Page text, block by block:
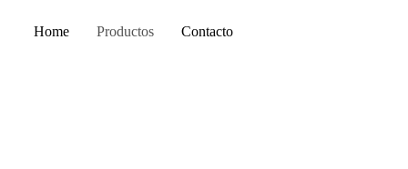
Home Productos Contacto